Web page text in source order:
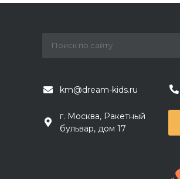
km@dream-kids.ru
г. Москва, Ракетный
бульвар, дом 17